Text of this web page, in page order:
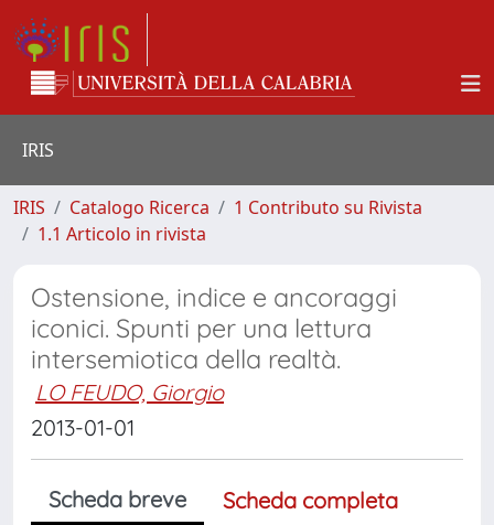
IRIS
IRIS Catalogo Ricerca
1 Contributo su Rivista
1.1 Articolo in rivista
Ostensione, indice e ancoraggi
iconici. Spunti per una lettura
intersemiotica della realtà.
LO FEUDO, Giorgio
2013-01-01
Scheda breve
Scheda completa